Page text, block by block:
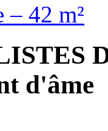
– 42 m²
d'âme